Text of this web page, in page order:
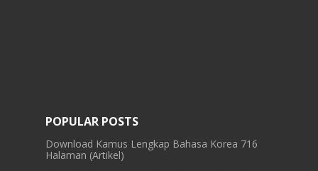
POPULAR POSTS
Download Kamus Lengkap Bahasa Korea 716
Halaman (Artikel)